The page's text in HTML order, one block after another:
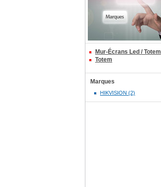
Mur-Écrans Led / Totem
Totem
Marques
HIKVISION (2)